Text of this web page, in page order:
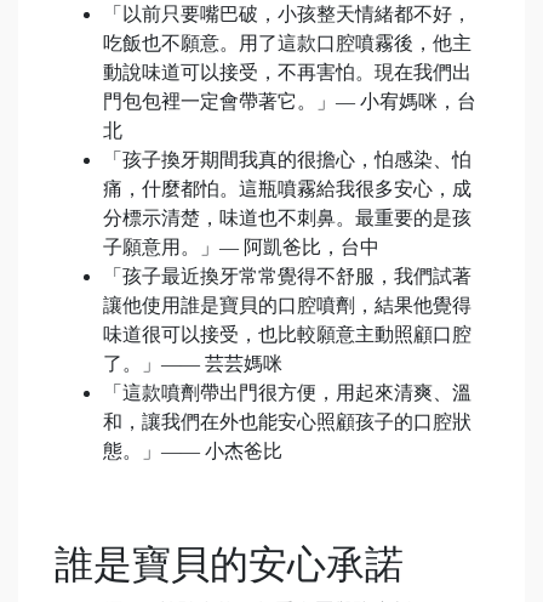
「以前只要嘴巴破，小孩整天情緒都不好，
吃飯也不願意。用了這款口腔噴霧後，他主
動說味道可以接受，不再害怕。現在我們出
門包包裡一定會帶著它。」— 小宥媽咪，台
北
「孩子換牙期間我真的很擔心，怕感染、怕
痛，什麼都怕。這瓶噴霧給我很多安心，成
分標示清楚，味道也不刺鼻。最重要的是孩
子願意用。」— 阿凱爸比，台中
「孩子最近換牙常常覺得不舒服，我們試著
讓他使用誰是寶貝的口腔噴劑，結果他覺得
味道很可以接受，也比較願意主動照顧口腔
了。」—— 芸芸媽咪
「這款噴劑帶出門很方便，用起來清爽、溫
和，讓我們在外也能安心照顧孩子的口腔狀
態。」—— 小杰爸比
誰是寶貝的安心承諾